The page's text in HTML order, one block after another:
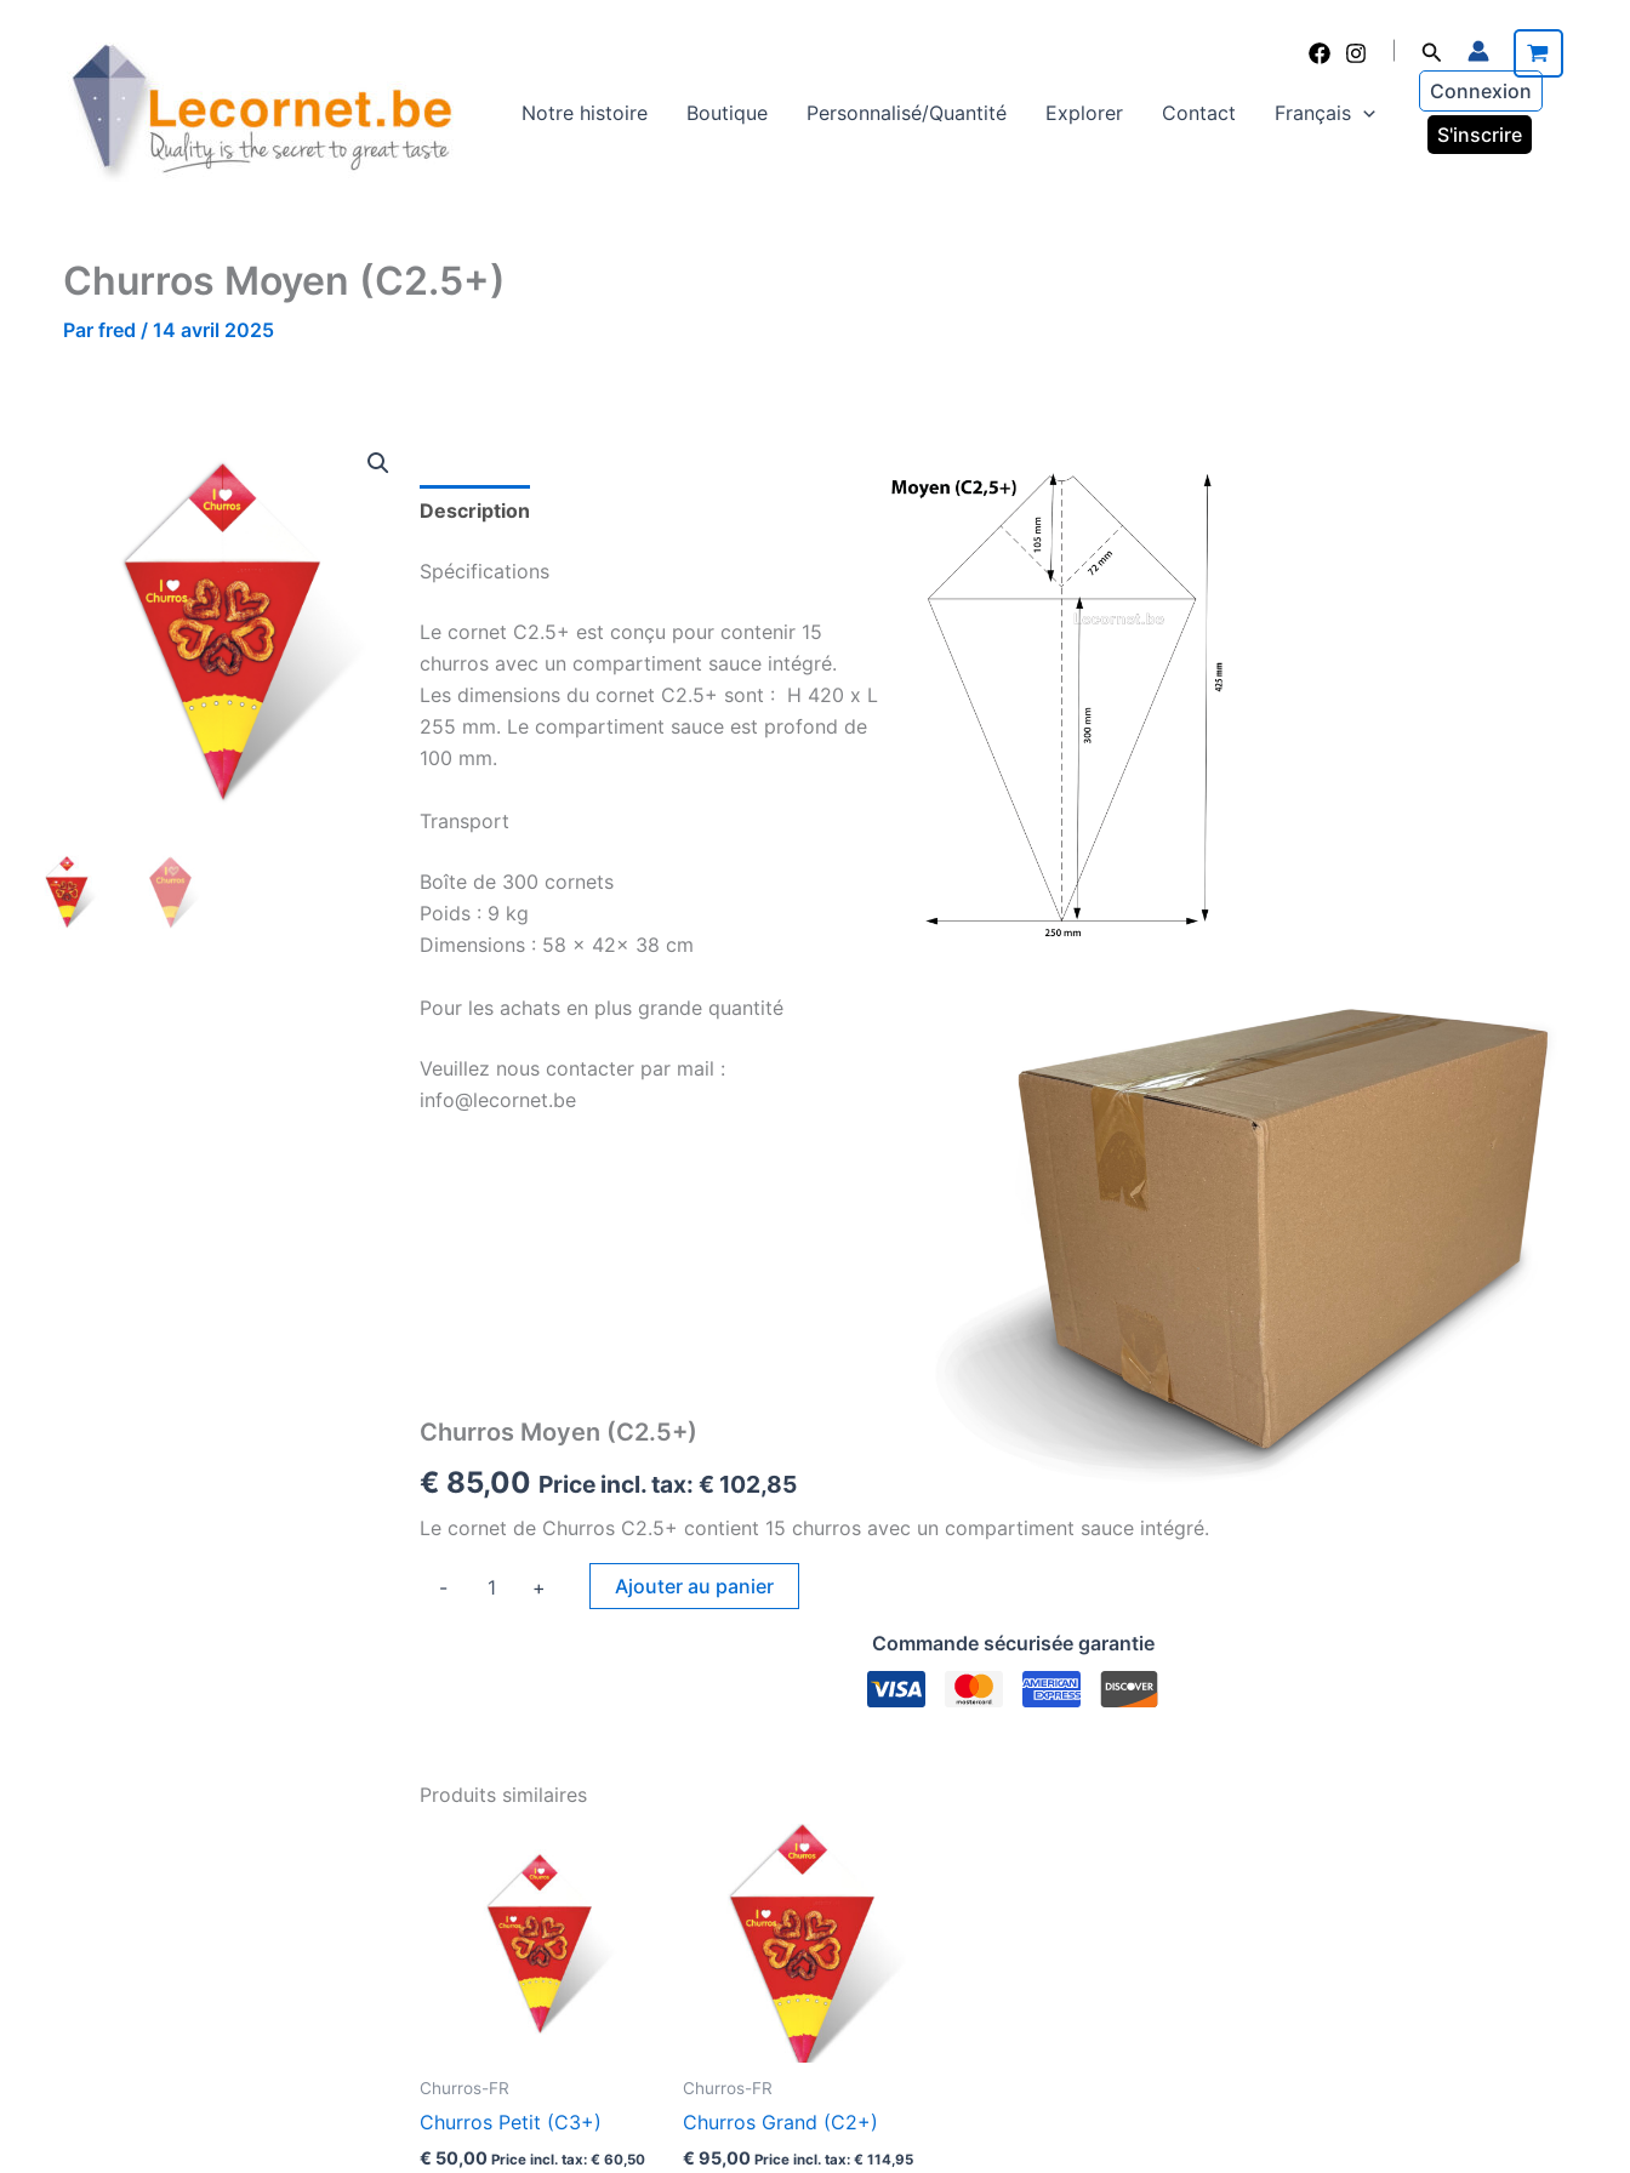
Rechercher
Notre histoire Boutique Personnalisé/Quantité Explorer Contact Français
Connexion
S'inscrire
Churros Moyen (C2.5+)
Par fred / 14 avril 2025
Description
Spécifications
Le cornet C2.5+ est conçu pour contenir 15
churros avec un compartiment sauce intégré.
Les dimensions du cornet C2.5+ sont : H 420 x L
255 mm. Le compartiment sauce est profond de
100 mm.
Transport
Boîte de 300 cornets
Poids : 9 kg
Dimensions : 58 × 42× 38 cm
Pour les achats en plus grande quantité
Veuillez nous contacter par mail :
info@lecornet.be
Churros Moyen (C2.5+)
€ 85,00 Price incl. tax: € 102,85
Le cornet de Churros C2.5+ contient 15 churros avec un compartiment sauce intégré.
- + Ajouter au panier
Commande sécurisée garantie
Produits similaires
Churros-FR
Churros Petit (C3+)
€ 50,00 Price incl. tax: € 60,50
Churros-FR
Churros Grand (C2+)
€ 95,00 Price incl. tax: € 114,95